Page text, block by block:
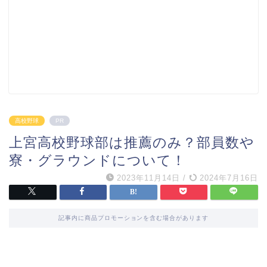
高校野球 PR
上宮高校野球部は推薦のみ？部員数や
寮・グラウンドについて！
2023年11月14日 / 2024年7月16日
記事内に商品プロモーションを含む場合があります